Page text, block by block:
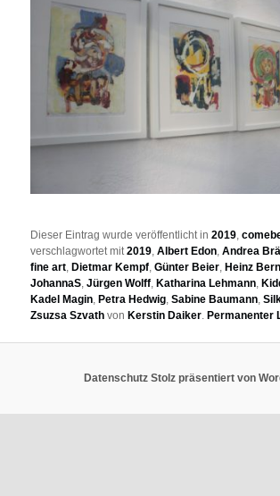
Dieser Eintrag wurde veröffentlicht in2019 ,
verschlagwortet mit2019 ,Albert Edon ,Andrea
fine art ,Dietmar Kempf ,Günter Beier ,Heinz
JohannaS ,Jürgen Wolff ,Katharina Lehmann ,
Kadel Magin ,Petra Hedwig ,Sabine Baumann ,
Zsuzsa Szvath vonKerstin Daiker .Permanenter
Datenschutz Stolz präsentiert von